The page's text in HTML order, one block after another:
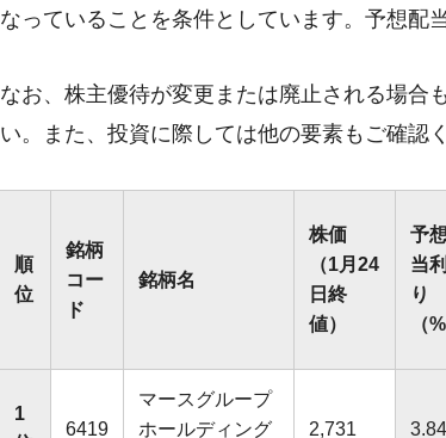
なっていることを条件としています。予想配
なお、株主優待が変更または廃止される場合
い。また、投資に際しては他の要素もご確認
順
位
銘柄
コー
ド
銘柄名
株価
（1月24
日終
値）
予
当
り
（
1
6419
マースグループ
ホールディング
2,731 3.84